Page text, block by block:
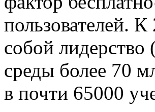
пользователей.
собой лидерство
среды более 70
в почти 65000